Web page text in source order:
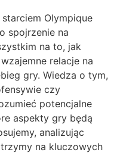
Olympique
spojrzenie na
na to, jak
relacje na
gry. Wiedza o tym,
czy
potencjalne
aspekty gry będą
analizując
na kluczowych